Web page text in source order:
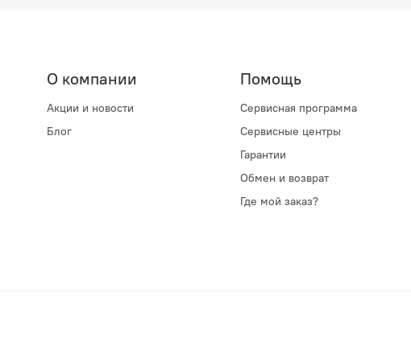
О компании
Акции и новости
Блог
Помощь
Сервисная программа
Сервисные центры
Гарантии
Обмен и возврат
Где мой заказ?